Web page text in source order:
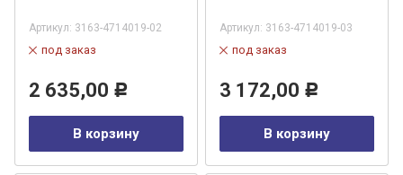
Артикул: 3163-4714019-02
под заказ
2 635,00 Р
В корзину
Артикул: 3163-4714019-03
под заказ
3 172,00 Р
В корзину